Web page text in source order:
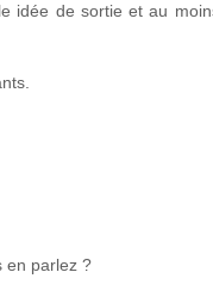
idée de sortie et au
en parlez ?